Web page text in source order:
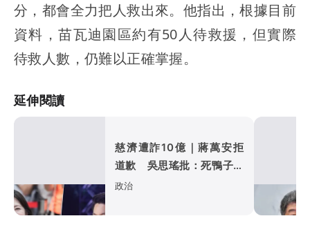
分，都會全力把人救出來。他指出，根據目前
資料，苗瓦迪園區約有50人待救援，但實際
待救人數，仍難以正確掌握。
延伸閱讀
慈濟遭詐10億｜蔣萬安拒
道歉 吳思瑤批：死鴨子嘴
硬
政治